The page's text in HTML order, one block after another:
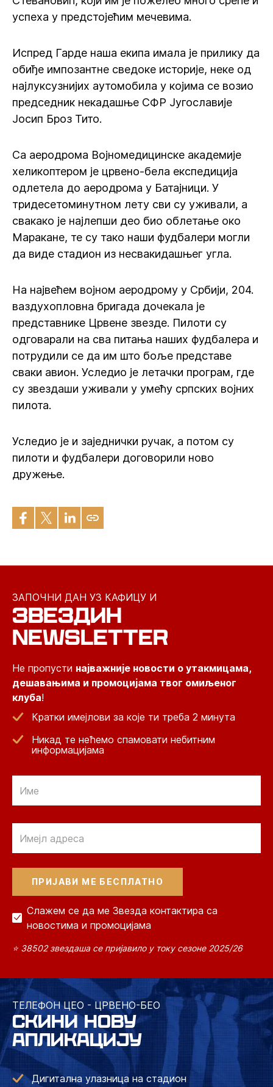
успеха у предстојећим мечевима.
Испред Гарде наша екипа имала је прилику да
обиђе импозантне сведоке историје, неке од
најлуксузнијих аутомобила у којима се возио
председник некадашње СФР Југославије
Јосип Броз Тито.
Са аеродрома Војномедицинске академије
хеликоптером је црвено-бела експедиција
одлетела до аеродрома у Батајници. У
тридесетоминутном лету сви су уживали, а
свакако је најлепши део био облетање око
Маракане, те су тако наши фудбалери могли
да виде стадион из несвакидашњег угла.
На највећем војном аеродрому у Србији, 204.
ваздухопловна бригада дочекала је
представнике Црвене звезде. Пилоти су
одговарали на сва питања наших фудбалера и
потрудили се да им што боље представе
сваки авион. Уследио је летачки програм, где
су звездаши уживали у умећу српских војних
пилота.
Уследио је и заједнички ручак, а потом су
пилоти и фудбалери договорили ново
дружење.
ЗАПОЧНИ ДАН УЗ КАФИЦУ И
ЗВЕЗДИН
NEWSLETTER
Не пропусти најважније новости о утакмицама,
дешавањима и промоцијама твог омиљеног
клуба!
Кратки имејлови за које ти треба 2 минута
Никад те нећемо спамовати небитним
информацијама
Слажем се да ме Звезда контактира са
новостима и промоцијама
⭐ 38502 звездаша се пријавило у току сезоне 2025/26
ТЕЛЕФОН ЦЕО - ЦРВЕНО-БЕО
СКИНИ НОВУ
АПЛИКАЦИЈУ
Дигитална улазница на стадион